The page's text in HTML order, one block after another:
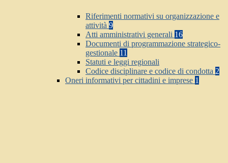
Riferimenti normativi su organizzazione e
attività 9
Atti amministrativi generali 16
Documenti di programmazione strategico-
gestionale 11
Statuti e leggi regionali
Codice disciplinare e codice di condotta 2
Oneri informativi per cittadini e imprese 1